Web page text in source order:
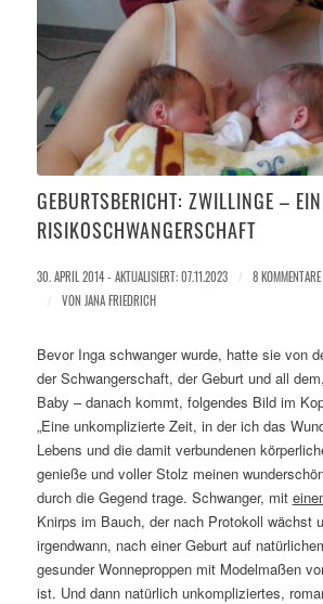
GEBURTSBERICHT: ZWILLINGE –
RISIKOSCHWANGERSCHAFT
30. APRIL 2014 - AKTUALISIERT: 07.11.2023 / 8 KOMMENTARE
/
VON JANA FRIEDRICH
Bevor Inga schwanger wurde, hatte sie von
der Schwangerschaft, der Geburt und all
Baby – danach kommt, folgendes Bild im
„Eine unkomplizierte Zeit, in der ich das
Lebens und die damit verbundenen
genieße und voller Stolz meinen
durch die Gegend trage. Schwanger, mit
Knirps im Bauch, der nach Protokoll wächst
irgendwann, nach einer Geburt auf
gesunder Wonneproppen mit Modelmaßen
ist. Und dann natürlich unkompliziertes,